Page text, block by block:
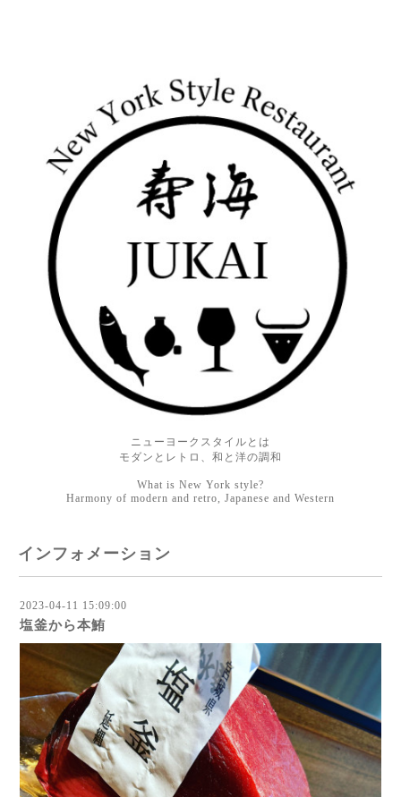
ニューヨークスタイルとは
モダンとレトロ、和と洋の調和
What is New York style?
Harmony of modern and retro, Japanese and Western
インフォメーション
2023-04-11 15:09:00
塩釜から本鮪